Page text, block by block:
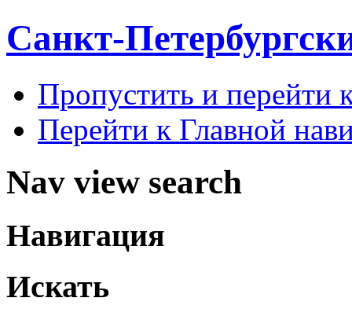
Санкт-
Пропустить и перейти
Перейти к Главной
Nav view search
Навигация
Искать